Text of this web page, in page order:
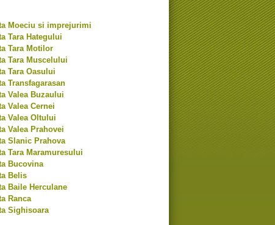
Moeciu si imprejurimi
Tara Hategului
Tara Motilor
Tara Muscelului
Tara Oasului
Transfagarasan
Valea Buzaului
Valea Cernei
Valea Oltului
Valea Prahovei
Slanic Prahova
Tara Maramuresului
Bucovina
Belis
Baile Herculane
Ranca
Sighisoara